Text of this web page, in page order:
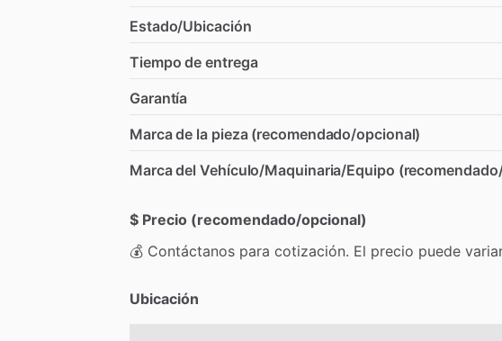
Estado/Ubicación
Tiempo de entrega
Garantía
Marca de la pieza (recomendado/opcional)
Marca del Vehículo/Maquinaria/Equipo
$ Precio (recomendado/opcional)
💰 Contáctanos para cotización. El precio puede
Ubicación